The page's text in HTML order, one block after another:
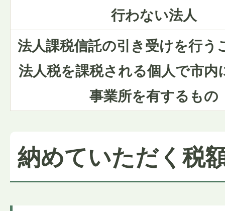
行わない法人
法人課税信託の引き受けを行う
法人税を課税される個人で市内
事業所を有するもの
納めていただく税